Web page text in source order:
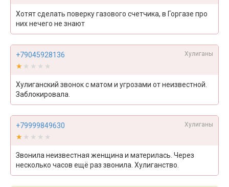
Хотят сделать поверку газового счетчика, в Горгазе про
них нечего не знают
+79045928136 Хулиганы
★★★★★
★★★★★
Хулиганский звонок с матом и угрозами от неизвестной.
Заблокировала.
+79999849630 Хулиганы
★★★★★
★★★★★
Звонила неизвестная женщина и материлась. Через
несколько часов ещё раз звонила. Хулиганство.